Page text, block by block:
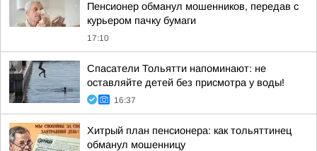
Пенсионер обманул мошенников, передав с
курьером пачку бумаги
17:10
Спасатели Тольятти напоминают: не
оставляйте детей без присмотра у воды!
16:37
Хитрый план пенсионера: как тольяттинец
обманул мошенницу